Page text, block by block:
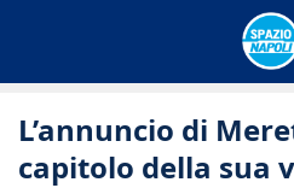
L’annuncio di
capitolo della sua